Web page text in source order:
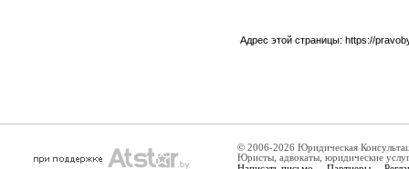
Адрес этой страницы: https://
© 2006-2026 Юридическая
Юристы, адвокаты, юридические